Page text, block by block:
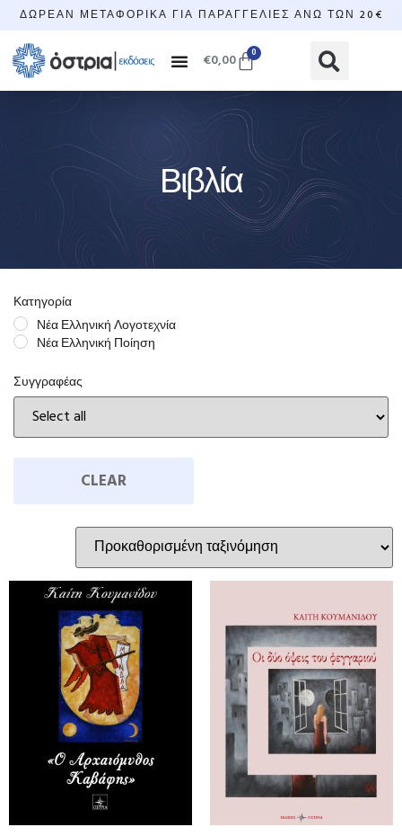
ΔΩΡΕΆΝ ΜΕΤΑΦΟΡΙΚΆ ΓΙΑ ΠΑΡΑΓΓΕΛΊΕΣ ΆΝΩ ΤΩΝ 20€
€0,00 0
Βιβλία
Κατηγορία
Νέα Ελληνική Λογοτεχνία
Νέα Ελληνική Ποίηση
Συγγραφέας
CLEAR